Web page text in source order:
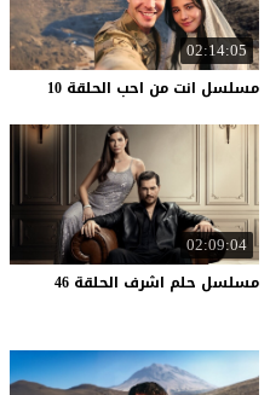
02:14:05
مسلسل انت من احب الحلقة 10
02:09:04
مسلسل حلم اشرف الحلقة 46